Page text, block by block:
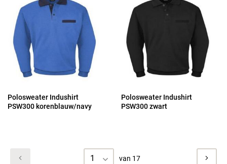
Polosweater Indushirt
PSW300 korenblauw/navy
Polosweater Indushirt
PSW300 zwart
1 van 17